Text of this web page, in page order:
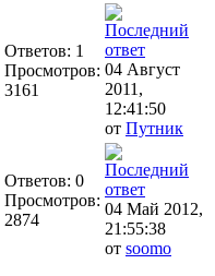
Ответов: 1
Просмотров:
3161
04 Август
2011,
12:41:50
от Путник
Ответов: 0
Просмотров:
2874
04 Май 2012,
21:55:38
от soomo